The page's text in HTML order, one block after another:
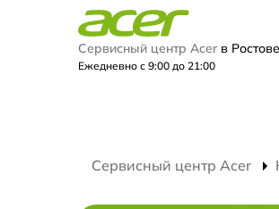
Сервисный центр Acer в
Ежедневно с 9:00 до 21:00
Сервисный центр Acer